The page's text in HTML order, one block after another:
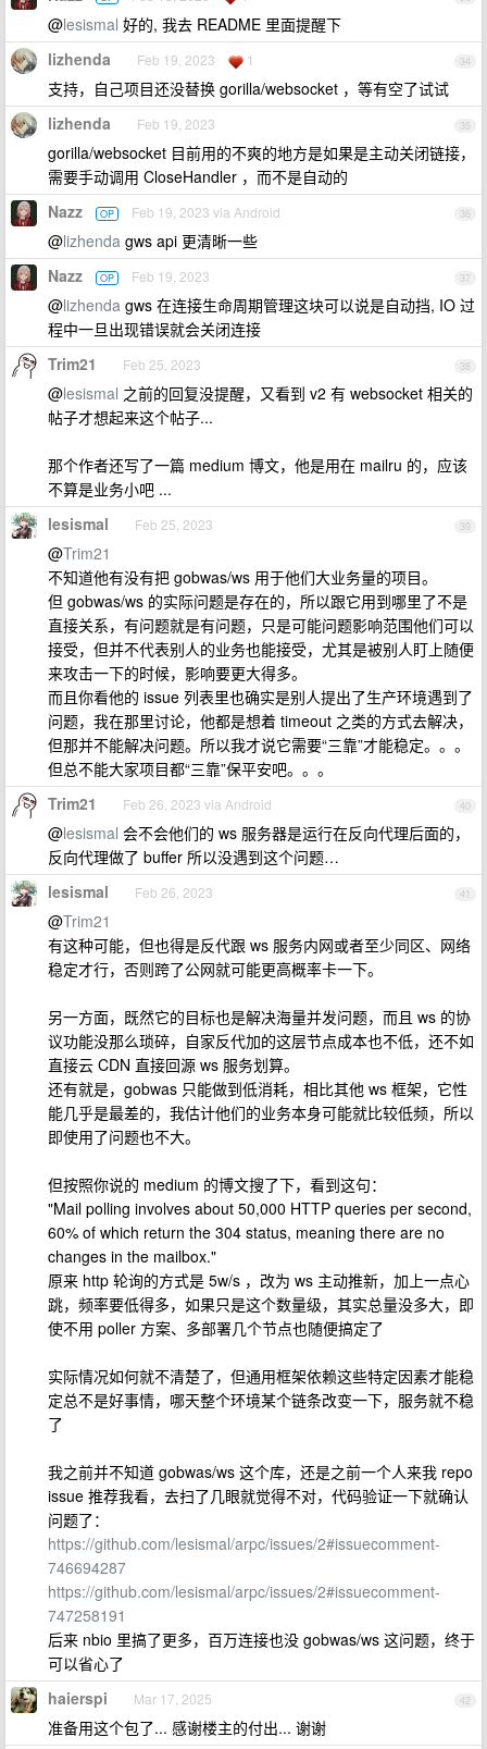
@lesismal 好的, 我去 README 里面提醒下
34
lizhenda Feb 19, 2023 1
支持，自己项目还没替换 gorilla/websocket ，等有空了试试
35
lizhenda Feb 19, 2023
gorilla/websocket 目前用的不爽的地方是如果是主动关闭链接，
需要手动调用 CloseHandler ，而不是自动的
36
Nazz OP Feb 19, 2023 via Android
@lizhenda gws api 更清晰一些
37
Nazz OP Feb 19, 2023
@lizhenda gws 在连接生命周期管理这块可以说是自动挡, IO 过
程中一旦出现错误就会关闭连接
38
Trim21 Feb 25, 2023
@lesismal 之前的回复没提醒，又看到 v2 有 websocket 相关的
帖子才想起来这个帖子...
那个作者还写了一篇 medium 博文，他是用在 mailru 的，应该
不算是业务小吧 ...
39
lesismal Feb 25, 2023
@Trim21
不知道他有没有把 gobwas/ws 用于他们大业务量的项目。
但 gobwas/ws 的实际问题是存在的，所以跟它用到哪里了不是
直接关系，有问题就是有问题，只是可能问题影响范围他们可以
接受，但并不代表别人的业务也能接受，尤其是被别人盯上随便
来攻击一下的时候，影响要更大得多。
而且你看他的 issue 列表里也确实是别人提出了生产环境遇到了
问题，我在那里讨论，他都是想着 timeout 之类的方式去解决，
但那并不能解决问题。所以我才说它需要“三靠”才能稳定。。。
但总不能大家项目都“三靠”保平安吧。。。
40
Trim21 Feb 26, 2023 via Android
@lesismal 会不会他们的 ws 服务器是运行在反向代理后面的，
反向代理做了 buffer 所以没遇到这个问题…
41
lesismal Feb 26, 2023
@Trim21
有这种可能，但也得是反代跟 ws 服务内网或者至少同区、网络
稳定才行，否则跨了公网就可能更高概率卡一下。
另一方面，既然它的目标也是解决海量并发问题，而且 ws 的协
议功能没那么琐碎，自家反代加的这层节点成本也不低，还不如
直接云 CDN 直接回源 ws 服务划算。
还有就是，gobwas 只能做到低消耗，相比其他 ws 框架，它性
能几乎是最差的，我估计他们的业务本身可能就比较低频，所以
即使用了问题也不大。
但按照你说的 medium 的博文搜了下，看到这句：
"Mail polling involves about 50,000 HTTP queries per second,
60% of which return the 304 status, meaning there are no
changes in the mailbox."
原来 http 轮询的方式是 5w/s ，改为 ws 主动推新，加上一点心
跳，频率要低得多，如果只是这个数量级，其实总量没多大，即
使不用 poller 方案、多部署几个节点也随便搞定了
实际情况如何就不清楚了，但通用框架依赖这些特定因素才能稳
定总不是好事情，哪天整个环境某个链条改变一下，服务就不稳
了
我之前并不知道 gobwas/ws 这个库，还是之前一个人来我 repo
issue 推荐我看，去扫了几眼就觉得不对，代码验证一下就确认
问题了：
https://github.com/lesismal/arpc/issues/2#issuecomment-
746694287
https://github.com/lesismal/arpc/issues/2#issuecomment-
747258191
后来 nbio 里搞了更多，百万连接也没 gobwas/ws 这问题，终于
可以省心了
42
haierspi Mar 17, 2025
准备用这个包了... 感谢楼主的付出... 谢谢